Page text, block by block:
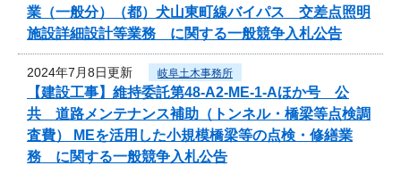
業（一般分）（都）犬山東町線バイパス 交差点照明
施設詳細設計等業務 に関する一般競争入札公告
2024年7月8日更新 岐阜土木事務所
【建設工事】維持委託第48-A2-ME-1-Aほか号 公
共 道路メンテナンス補助（トンネル・橋梁等点検調
査費） MEを活用した小規模橋梁等の点検・修繕業
務 に関する一般競争入札公告